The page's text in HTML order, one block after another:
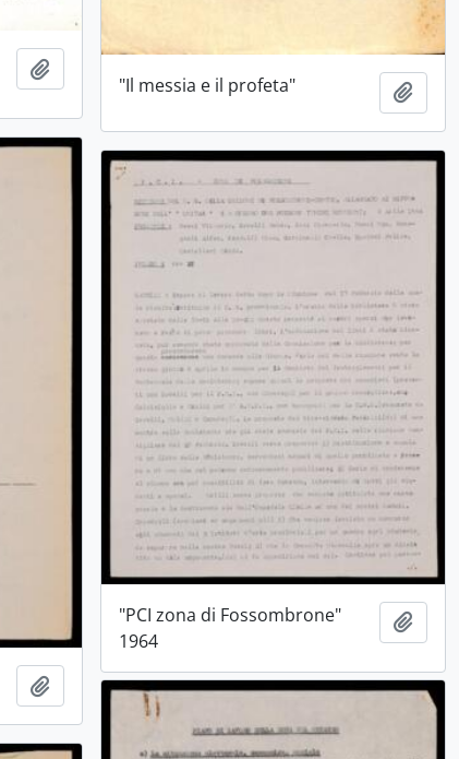
Aggiungi all'area di lavoro
"Il messia e il profeta"
Aggiungi all'area di lavoro
"PCI zona di Fossombrone"
1964